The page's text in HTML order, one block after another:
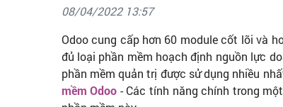
08/04/2022 13:57
Odoo cung cấp hơn 60 module cốt lõi và
đủ loại phần mềm hoạch định nguồn lực
phần mềm quản trị được sử dụng nhiều
mềm Odoo - Các tính năng chính trong